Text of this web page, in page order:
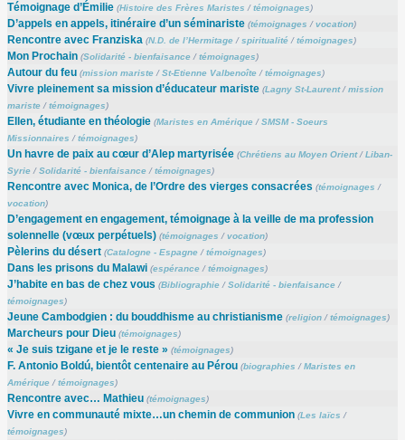
Témoignage d’Émilie (Histoire des Frères Maristes /témoignages)
D’appels en appels, itinéraire d’un séminariste (témoignages /vocation)
Rencontre avec Franziska (N.D. de l’Hermitage/spiritualité/témoignages)
Mon Prochain (Solidarité - bienfaisance/témoignages)
Autour du feu (mission mariste/St-Etienne Valbenoîte/témoignages)
Vivre pleinement sa mission d’éducateur mariste (Lagny St-Laurent/mission
mariste/témoignages)
Ellen, étudiante en théologie (Maristes en Amérique/SMSM - Soeurs
Missionnaires /témoignages)
Un havre de paix au cœur d’Alep martyrisée (Chrétiens au Moyen Orient/Liban-
Syrie/Solidarité - bienfaisance/témoignages)
Rencontre avec Monica, de l’Ordre des vierges consacrées (témoignages /
vocation)
D’engagement en engagement, témoignage à la veille de ma profession
solennelle (vœux perpétuels) (témoignages /vocation)
Pèlerins du désert (Catalogne - Espagne/témoignages)
Dans les prisons du Malawi (espérance/témoignages)
J’habite en bas de chez vous (Bibliographie/Solidarité - bienfaisance/
témoignages)
Jeune Cambodgien : du bouddhisme au christianisme (religion/témoignages)
Marcheurs pour Dieu (témoignages)
« Je suis tzigane et je le reste » (témoignages)
F. Antonio Boldú, bientôt centenaire au Pérou (biographies /Maristes en
Amérique/témoignages)
Rencontre avec… Mathieu (témoignages)
Vivre en communauté mixte…un chemin de communion (Les laïcs /
témoignages)